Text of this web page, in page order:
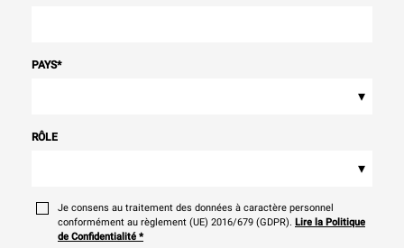
PAYS*
▾
RÔLE
▾
Je consens au traitement des données à caractère personnel
conformément au règlement (UE) 2016/679 (GDPR). Lire la Politique
de Confidentialité *